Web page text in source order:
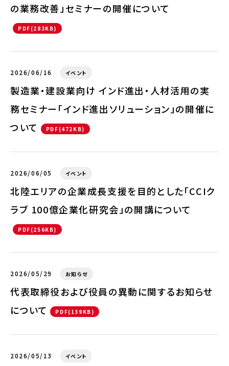
の業務改善」セミナーの開催について
PDF(283KB)
2026/06/16 イベント
製造業・建設業向け インド進出・人材活用の実
務セミナー「インド進出ソリューション」の開催に
ついて
PDF(472KB)
2026/06/05 イベント
北陸エリアの企業成長支援を目的とした「CCIク
ラブ 100億企業化研究会」の開講について
PDF(256KB)
2026/05/29 お知らせ
代表取締役および役員の異動に関するお知らせ
について
PDF(139KB)
2026/05/13 イベント